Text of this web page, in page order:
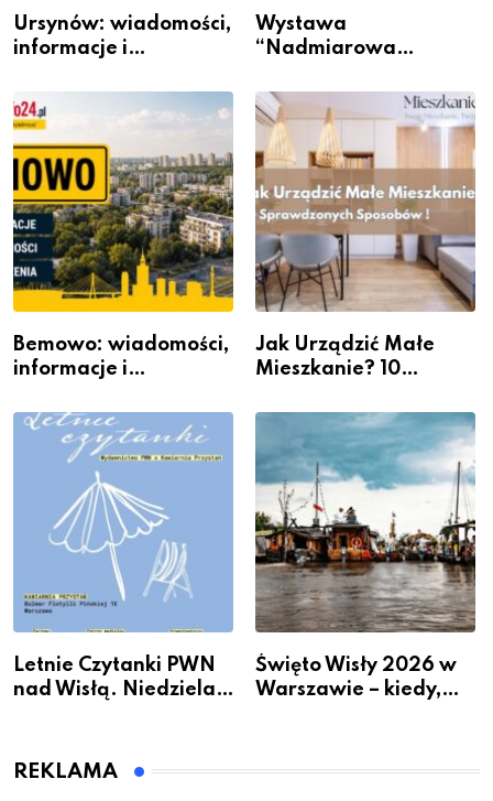
Ursynów: wiadomości,
informacje i
Wystawa
“Nadmiarowa
Galerii XX1
Bemowo: wiadomości,
informacje i
Jak Urządzić Małe
Mieszkanie? 10
Przestrzeni Bez
Kosztownego Remontu
Letnie Czytanki PWN
nad Wisłą. Niedziela z
Święto Wisły 2026 w
Warszawie – kiedy,
REKLAMA